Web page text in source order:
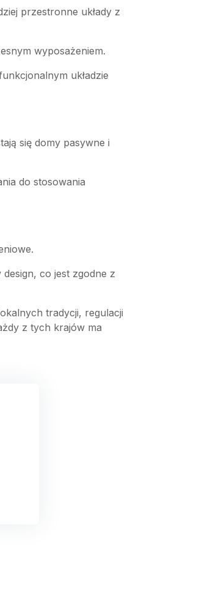
przestronne układy z
wyposażeniem.
układzie
się domy pasywne i
do stosowania
co jest zgodne z
tradycji, regulacji
z tych krajów ma